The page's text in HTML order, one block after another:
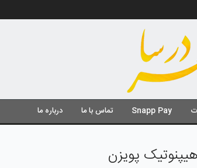
Snapp Pay تماس با ما درباره ما
پویزن